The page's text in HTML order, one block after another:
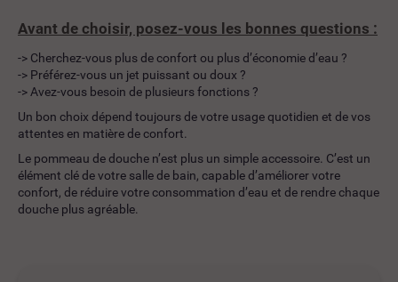
Avant de choisir, posez-vous les bonnes questions :
-> Cherchez-vous plus de confort ou plus d’économie d’eau ?
-> Préférez-vous un jet puissant ou doux ?
-> Avez-vous besoin de plusieurs fonctions ?
Un bon choix dépend toujours de votre usage quotidien et de vos
attentes en matière de confort.
Le pommeau de douche n’est plus un simple accessoire. C’est un
élément clé de votre salle de bain, capable d’améliorer votre
confort, de réduire votre consommation d’eau et de rendre chaque
douche plus agréable.